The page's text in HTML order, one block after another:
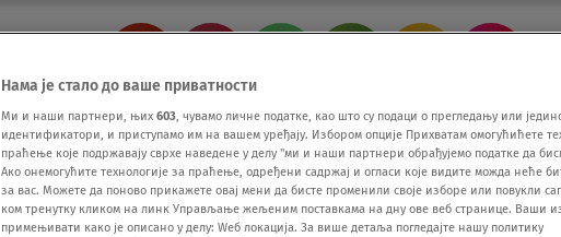
Нама је стало до ваше приватности
Ми и наши партнери, њих 603, чувамо личне податке, као што су подаци о прегледању или
идентификатори, и приступамо им на вашем уређају. Избором опције Прихватам омогућићете
праћење које подржавају сврхе наведене у делу "ми и наши партнери обрађујемо податке да
Ако онемогућите технологије за праћење, одређени садржај и огласи које видите можда неће
за вас. Можете да поново прикажете овај мени да бисте променили своје изборе или повукли
ком тренутку кликом на линк Управљање жељеним поставкама на дну ове веб странице. Ваши
примењивати како је описано у делу: Wеб локација. За више детаља погледајте нашу политику